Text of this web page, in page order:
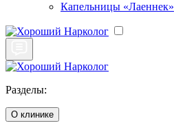
Капельницы «Лаеннек»
Разделы:
О клинике